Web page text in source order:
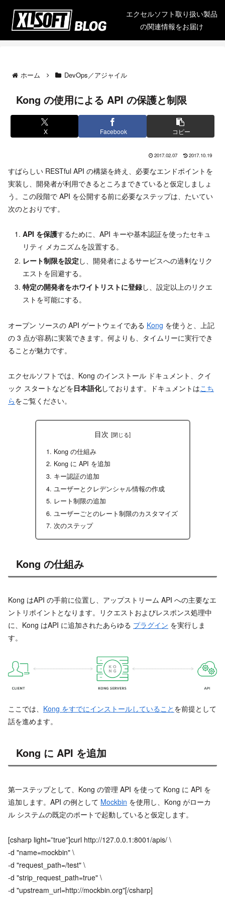
エクセルソフト取り扱い製品
の関連情報をお届け
ホーム DevOps／アジャイル
Kong の使用による API の保護と制限
X Facebook コピー
2017.02.07 2017.10.19
すばらしい RESTful API の構築を終え、必要なエンドポイントを
実装し、開発者が利用できるところまできていると仮定しましょ
う。この段階で API を公開する前に必要なステップは、たいてい
次のとおりです。
API を保護するために、API キーや基本認証を使ったセキュ
リティ メカニズムを設置する。
レート制限を設定 し、開発者によるサービスへの過剰なリク
エストを回避する。
特定の開発者をホワイトリストに登録し、設定以上のリクエ
ストを可能にする。
オープン ソースの API ゲートウェイである Kong を使うと、上記
の 3 点が容易に実装できます。何よりも、タイムリーに実行でき
ることが魅力です。
エクセルソフトでは、Kong のインストール ドキュメント、クイ
ック スタートなどを日本語化しております。ドキュメントはこち
らをご覧ください。
目次
Kong の仕組み
Kong に API を追加
キー認証の追加
ユーザーとクレデンシャル情報の作成
レート制限の追加
ユーザーごとのレート制限のカスタマイズ
次のステップ
Kong の仕組み
Kong はAPI の手前に位置し、アップストリーム API への主要なエ
ントリポイントとなります。リクエストおよびレスポンス処理中
に、Kong はAPI に追加されたあらゆる プラグイン を実行しま
す。
ここでは、 Kong をすでにインストールしていること を前提として
話を進めます。
Kong に API を追加
第一ステップとして、Kong の管理 API を使って Kong に API を
追加します。API の例として Mockbin を使用し、Kong がローカ
ル システムの既定のポートで起動していると仮定します。
[csharp light=”true”]curl http://127.0.0.1:8001/apis/ \
-d "name=mockbin" \
-d "request_path=/test" \
-d "strip_request_path=true" \
-d "upstream_url=http://mockbin.org"[/csharp]